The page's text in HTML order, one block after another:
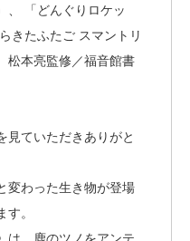
、 「どんぐりロケッ
きたふたご スマントリ
松本亮監修／福音館書
見ていただきありがと
変わった生き物が登場
。